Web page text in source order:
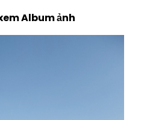
Album ảnh